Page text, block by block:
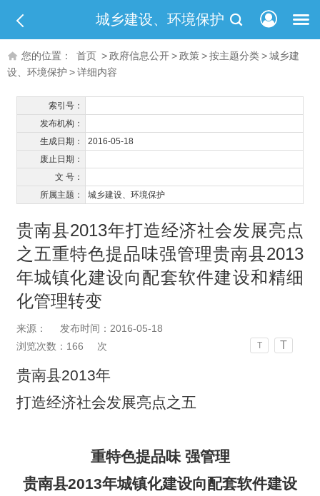
城乡建设、环境保护
您的位置： 首页 >政府信息公开>政策>按主题分类>城乡建
设、环境保护 >详细内容
索引号：
发布机构：
生成日期：
2016-05-18
废止日期：
文 号：
所属主题：
城乡建设、环境保护
贵南县2013年打造经济社会发展亮点
之五重特色提品味强管理贵南县2013
年城镇化建设向配套软件建设和精细
化管理转变
来源：
发布时间：2016-05-18
浏览次数： 166 次 T T
贵南县2013年
打造经济社会发展亮点之五
重特色提品味 强管理
贵南县2013年城镇化建设向配套软件建设